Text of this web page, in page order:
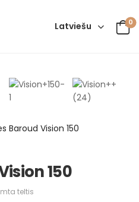
Latviešu 0
Baroud Vision 150
150
teltis